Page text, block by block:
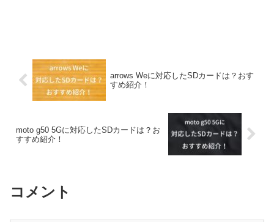
arrows Weに対応したSDカードは？おす
すめ紹介！
moto g50 5Gに対応したSDカードは？お
すすめ紹介！
コメント